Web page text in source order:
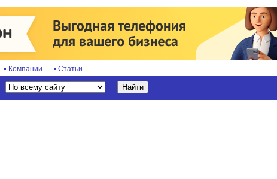
Компании Статьи